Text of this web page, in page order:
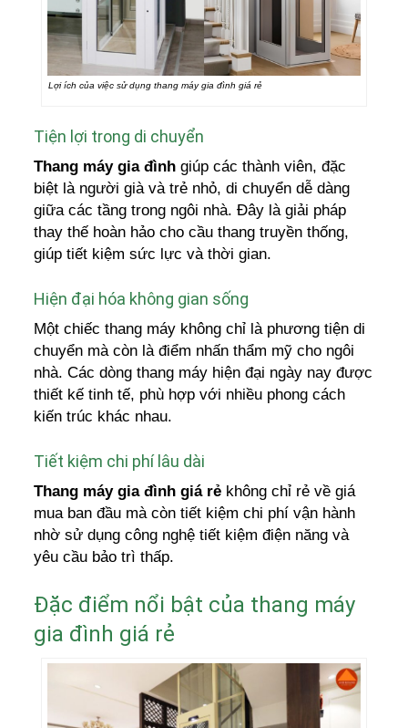
Lợi ích của việc sử dụng thang máy gia đình giá rẻ
Tiện lợi trong di chuyển
Thang máy gia đình giúp các thành viên, đặc
biệt là người già và trẻ nhỏ, di chuyển dễ dàng
giữa các tầng trong ngôi nhà. Đây là giải pháp
thay thế hoàn hảo cho cầu thang truyền thống,
giúp tiết kiệm sức lực và thời gian.
Hiện đại hóa không gian sống
Một chiếc thang máy không chỉ là phương tiện di
chuyển mà còn là điểm nhấn thẩm mỹ cho ngôi
nhà. Các dòng thang máy hiện đại ngày nay được
thiết kế tinh tế, phù hợp với nhiều phong cách
kiến trúc khác nhau.
Tiết kiệm chi phí lâu dài
Thang máy gia đình giá rẻ không chỉ rẻ về giá
mua ban đầu mà còn tiết kiệm chi phí vận hành
nhờ sử dụng công nghệ tiết kiệm điện năng và
yêu cầu bảo trì thấp.
Đặc điểm nổi bật của thang máy
gia đình giá rẻ